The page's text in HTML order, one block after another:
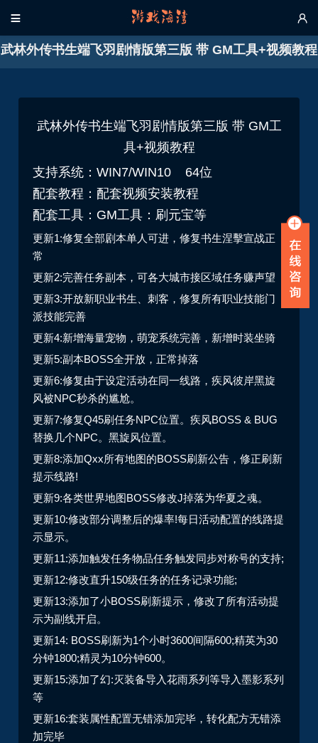
 
武林外传书生端飞羽剧情版第三版 带 GM工具+视频教程
武林外传书生端飞羽剧情版第三版 带 GM工
具+视频教程
支持系统：WIN7/WIN10 64位
配套教程：配套视频安装教程
配套工具：GM工具：刷元宝等
更新1:修复全部剧本单人可进，修复书生涅擊宣战正
常
更新2:完善任务副本，可各大城市接区域任务赚声望
更新3:开放新职业书生、刺客，修复所有职业技能门
派技能完善
更新4:新增海量宠物，萌宠系统完善，新增时装坐骑
更新5:副本BOSS全开放，正常掉落
更新6:修复由于设定活动在同一线路，疾风彼岸黑旋
风被NPC秒杀的尴尬。
更新7:修复Q45刷任务NPC位置。疾风BOSS & BUG
替换几个NPC。黑旋风位置。
更新8:添加Qxx所有地图的BOSS刷新公告，修正刷新
提示线路!
更新9:各类世界地图BOSS修改J掉落为华夏之魂。
更新10:修改部分调整后的爆率!每日活动配置的线路提
示显示。
更新11:添加触发任务物品任务触发同步对称号的支持;
更新12:修改直升150级任务的任务记录功能;
更新13:添加了小BOSS刷新提示，修改了所有活动提
示为副线开启。
更新14: BOSS刷新为1个小时3600间隔600;精英为30
分钟1800;精灵为10分钟600。
更新15:添加了幻:灭装备导入花雨系列等导入墨影系列
等
更新16:套装属性配置无错添加完毕，转化配方无错添
加完毕